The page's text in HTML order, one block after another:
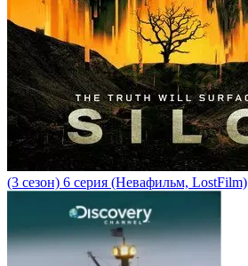
(3 сезон) 6 серия (Невафильм, LostFilm)